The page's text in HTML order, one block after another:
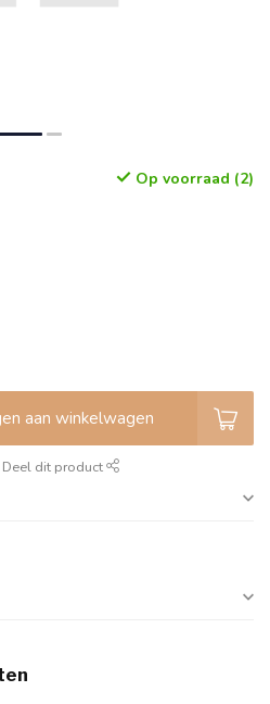
Op voorraad (2)
aan winkelwagen
Deel dit product